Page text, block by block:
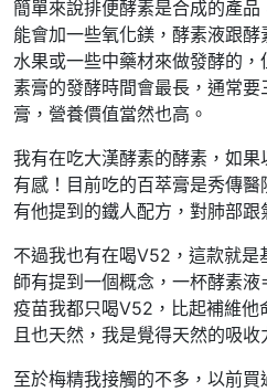
簡單來說排便酵素是合成的產
能會加一些氧化鎂，酵素液跟
水果或一些中藥材來做發酵的
素膏的發酵時間會最長，通常
膏，營養價值當然也高。
我有在吃大漢酵素的酵素，如
有感！目前吃的百萃膏是秀傳
有他提到的鐵人配方，對肺部跟
不過我也有在喝V52，這款就
師有提到一個概念，一杯酵素
疫苗我都只喝V52，比起補維他
且也天然，我是覺得天然的吸收
至於梅精我接觸的不多，以前